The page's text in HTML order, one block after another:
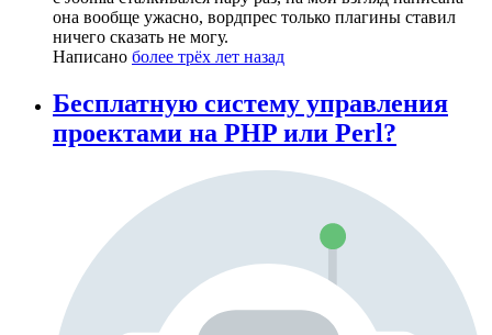
она вообще ужасно, вордпрес только плагины ставил
ничего сказать не могу.
Написано более трёх лет назад
Бесплатную систему управления
проектами на PHP или Perl?